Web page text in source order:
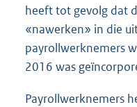
heeft tot gevolg dat
«nawerken» in die
payrollwerknemers
2016 was
Payrollwerknemers